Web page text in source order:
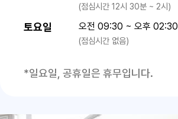
(점심시간 12시 30분 ~ 2시)
토요일 오전 09:30 ~ 오후 02:30
(점심시간 없음)
*일요일, 공휴일은 휴무입니다.